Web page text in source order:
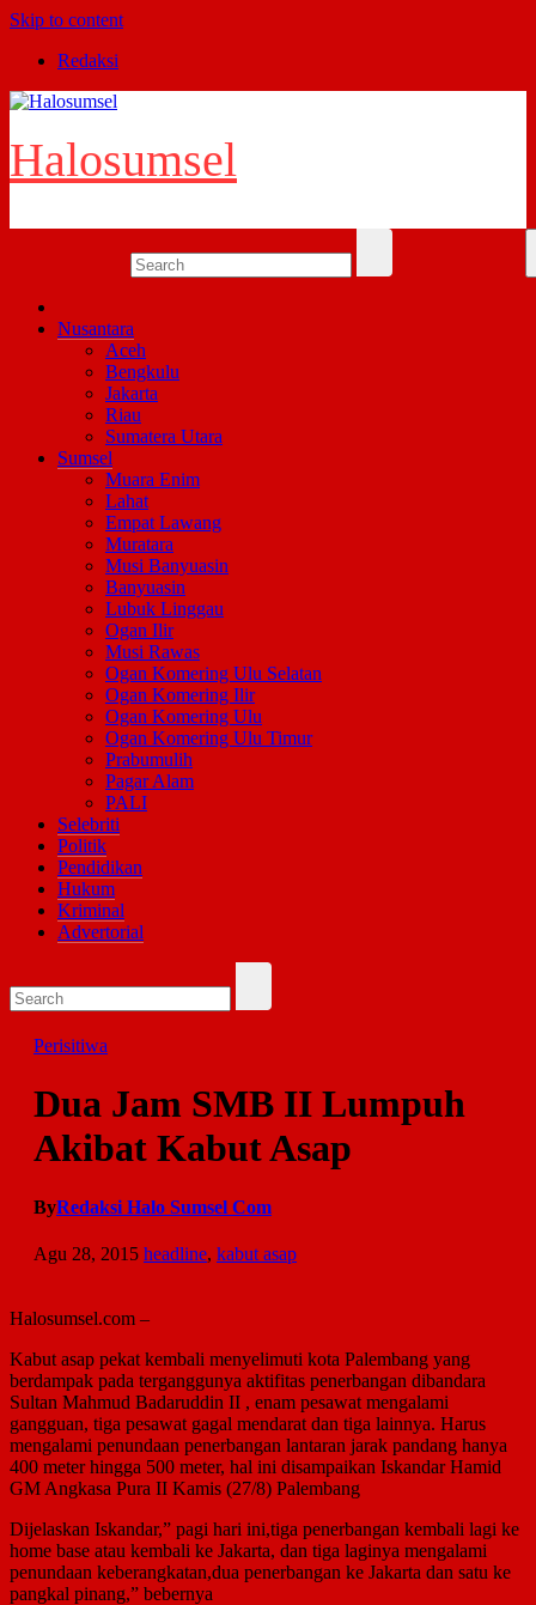
Skip to content
Redaksi
Halosumsel
Nusantara
Aceh
Bengkulu
Jakarta
Riau
Sumatera Utara
Sumsel
Muara Enim
Lahat
Empat Lawang
Muratara
Musi Banyuasin
Banyuasin
Lubuk Linggau
Ogan Ilir
Musi Rawas
Ogan Komering Ulu Selatan
Ogan Komering Ilir
Ogan Komering Ulu
Ogan Komering Ulu Timur
Prabumulih
Pagar Alam
PALI
Selebriti
Politik
Pendidikan
Hukum
Kriminal
Advertorial
Perisitiwa
Dua Jam SMB II Lumpuh
Akibat Kabut Asap
ByRedaksi Halo Sumsel Com
Agu 28, 2015 headline, kabut asap
Halosumsel.com –
Kabut asap pekat kembali menyelimuti kota Palembang yang
berdampak pada terganggunya aktifitas penerbangan dibandara
Sultan Mahmud Badaruddin II , enam pesawat mengalami
gangguan, tiga pesawat gagal mendarat dan tiga lainnya. Harus
mengalami penundaan penerbangan lantaran jarak pandang hanya
400 meter hingga 500 meter, hal ini disampaikan Iskandar Hamid
GM Angkasa Pura II Kamis (27/8) Palembang
Dijelaskan Iskandar,” pagi hari ini,tiga penerbangan kembali lagi ke
home base atau kembali ke Jakarta, dan tiga laginya mengalami
penundaan keberangkatan,dua penerbangan ke Jakarta dan satu ke
pangkal pinang,” bebernya